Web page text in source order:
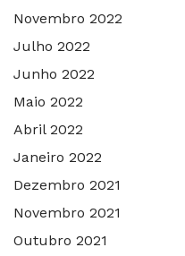
Novembro 2022
Julho 2022
Junho 2022
Maio 2022
Abril 2022
Janeiro 2022
Dezembro 2021
Novembro 2021
Outubro 2021